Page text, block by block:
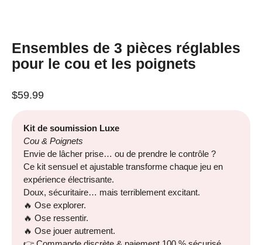
Ensembles de 3 pièces réglables
pour le cou et les poignets
$59.99
Kit de soumission Luxe
Cou & Poignets
Envie de lâcher prise… ou de prendre le contrôle ?
Ce kit sensuel et ajustable transforme chaque jeu en
expérience électrisante.
Doux, sécuritaire… mais terriblement excitant.
🔥 Ose explorer.
🔥 Ose ressentir.
🔥 Ose jouer autrement.